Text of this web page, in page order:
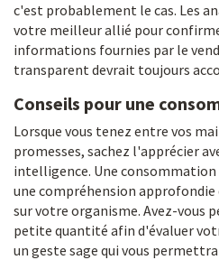
c'est probablement le cas. Les
votre meilleur allié pour
informations fournies par le
transparent devrait toujours
Conseils pour une
Lorsque vous tenez entre vos
promesses, sachez l'apprécier
intelligence. Une
une compréhension approfondie
sur votre organisme. Avez-vous
petite quantité afin d'évaluer
un geste sage qui vous